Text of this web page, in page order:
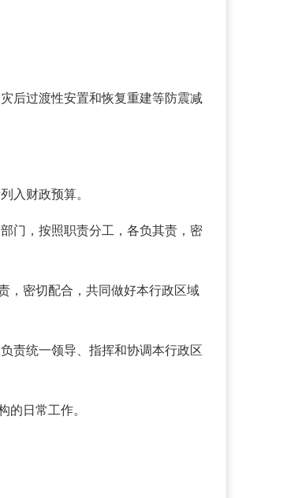
后过渡性安置和恢复重建等防震减
入财政预算。
门，按照职责分工，各负其责，密
，密切配合，共同做好本行政区域
责统一领导、指挥和协调本行政区
的日常工作。